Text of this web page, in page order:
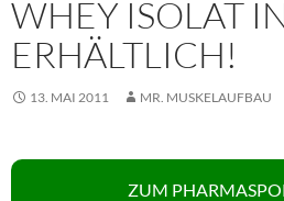
WHEY ISOLAT
ERHÄLTLICH!
13. MAI 2011 MR. MUSKELAUFBAU
ZUM